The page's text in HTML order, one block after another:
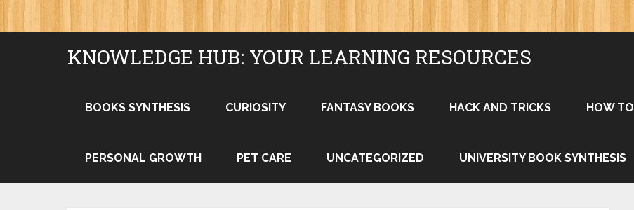
KNOWLEDGE HUB: YOUR LEARNING RESOURCES
BOOKS SYNTHESIS CURIOSITY FANTASY BOOKS HACK AND TRICKS HOW TO
PERSONAL GROWTH PET CARE UNCATEGORIZED UNIVERSITY BOOK SYNTHESIS